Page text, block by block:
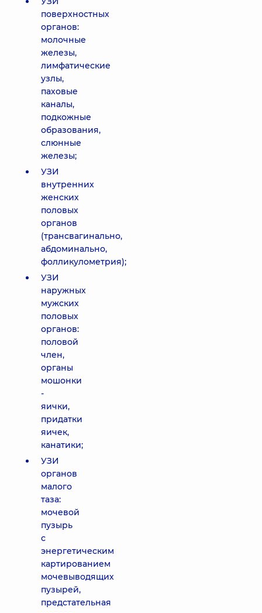
поверхностных
органов:
молочные
железы,
лимфатические
узлы,
паховые
каналы,
подкожные
образования,
слюнные
железы;
УЗИ
внутренних
женских
половых
органов
(трансвагинально,
абдоминально,
фолликулометрия);
УЗИ
наружных
мужских
половых
органов:
половой
член,
органы
мошонки
-
яички,
придатки
яичек,
канатики;
УЗИ
органов
малого
таза:
мочевой
пузырь
с
энергетическим
картированием
мочевыводящих
пузырей,
предстательная